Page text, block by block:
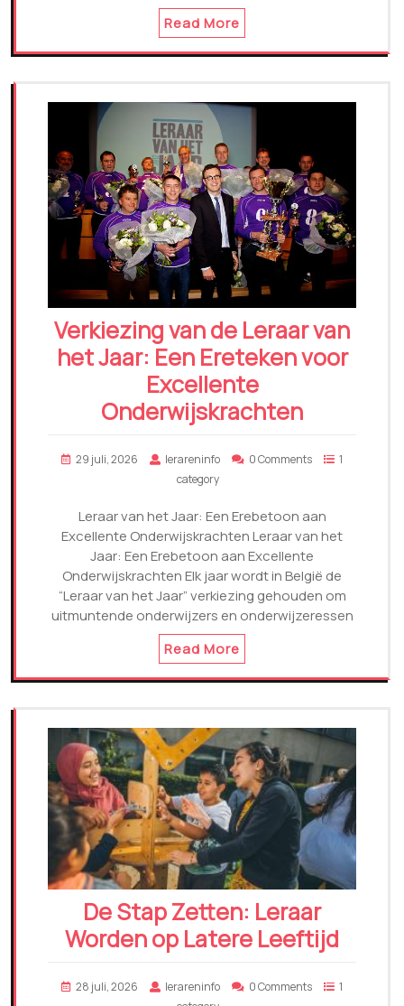
Read More
Verkiezing van de Leraar van
het Jaar: Een Ereteken voor
Excellente
Onderwijskrachten
29 juli, 2026 lerareninfo 0 Comments
1
category
Leraar van het Jaar: Een Erebetoon aan
Excellente Onderwijskrachten Leraar van het
Jaar: Een Erebetoon aan Excellente
Onderwijskrachten Elk jaar wordt in België de
“Leraar van het Jaar” verkiezing gehouden om
uitmuntende onderwijzers en onderwijzeressen
Read More
De Stap Zetten: Leraar
Worden op Latere Leeftijd
28 juli, 2026 lerareninfo 0 Comments
1